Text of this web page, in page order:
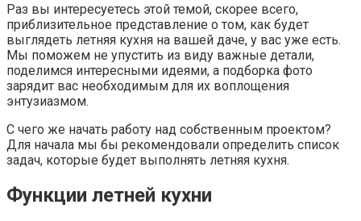
Раз вы интересуетесь этой темой, скорее всего,
приблизительное представление о том, как будет
выглядеть летняя кухня на вашей даче, у вас уже есть.
Мы поможем не упустить из виду важные детали,
поделимся интересными идеями, а подборка фото
зарядит вас необходимым для их воплощения
энтузиазмом.
С чего же начать работу над собственным проектом?
Для начала мы бы рекомендовали определить список
задач, которые будет выполнять летняя кухня.
Функции летней кухни